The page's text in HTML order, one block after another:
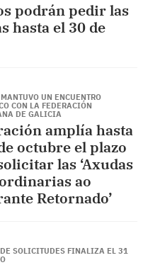
podrán pedir las
hasta el 30 de
UN ENCUENTRO
CON LA FEDERACIÓN
DE GALICIA
amplía hasta
octubre el plazo
las ‘Axudas
ao
Retornado’
SOLICITUDES FINALIZA EL 31